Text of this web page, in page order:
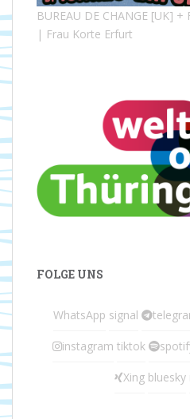
BUREAU DE CHANGE [UK] +
| Frau Korte Erfurt
FOLGE UNS
WhatsApp signal
instagram tiktok
Xing bluesky